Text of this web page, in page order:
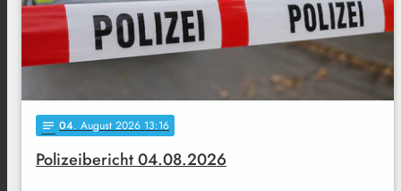
notes 04. August 2026 13:16
Polizeibericht 04.08.2026